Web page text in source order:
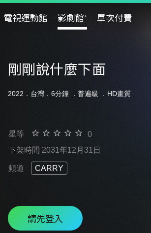
電視運動館 影劇館⁺ 單次付費
剛剛說什麼下面
2022．台灣．6分鐘 ． 普遍級 ．HD畫質
星等
0
下架時間 2031年12月31日
頻道 CARRY
請先登入